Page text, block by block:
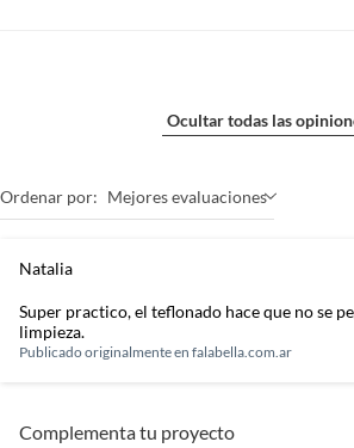
Ocultar todas las
Ordenar por: Mejores evaluaciones
Natalia
Super practico, el teflonado hace que no se
limpieza.
Publicado originalmente en falabella.com.ar
Complementa tu proyecto